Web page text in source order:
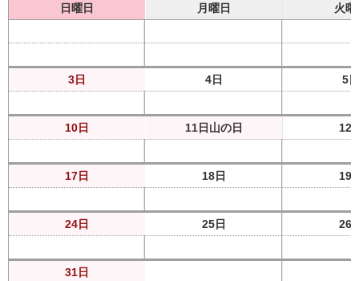
日曜日 月曜日 火曜
3日 4日 5日
10日 11日山の日 12
17日 18日 19
24日 25日 26
31日